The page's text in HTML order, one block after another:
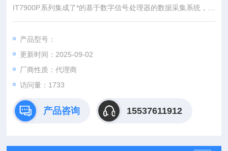
IT7900P系列集成了*的基于数字信号处理器的数据采集系统，提
供了数字示波器、功率表及数字万用表等量测和波形分析能力。
产品型号：
更新时间：2025-09-02
厂商性质：代理商
访问量：1733
产品咨询 15537611912